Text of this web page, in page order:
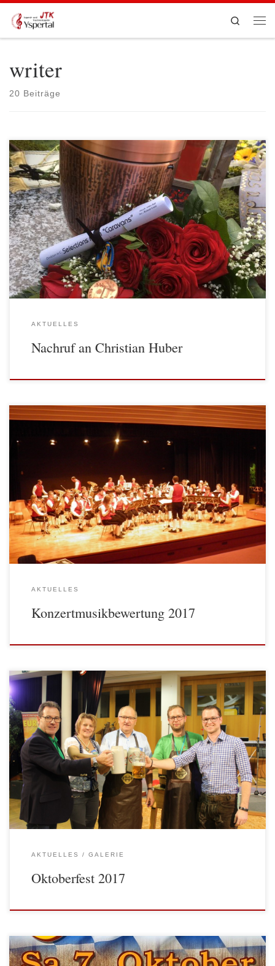
Zum Inhalt springen
Search
writer
20 Beiträge
Wir trauern um unseren lieben Kollegen Christian Huber Vor etwas
mehr als einer Woche erreichte uns die traurige Nachricht vom
plötzlichen und unerwarteten Tod unseres Musikkollegen Christian
Huber. Wir konnten es alle kaum fassen, haben wir doch erst vor kurzer
[…]
AKTUELLES
Nachruf an Christian Huber
Konzertmusikbewertung der BAG Zwettl an. In der
Schwierigkeitsstufe B gaben wir mit dem Pflichtstück „Pictures of a
new life“ und dem Selbstwahlstück „Concerto d’Amore“ unser Bestes
und konnten mit 91,17 Punkten […]
AKTUELLES
Konzertmusikbewertung 2017
Unser Oktoberfest fand heuer am 07. Oktober in der Aula Yspertal statt.
Ab 17 Uhr ging es los mit dem Stelzenessen. Viele Besucher kamen in
die Aula Yspertal und genossen bei der unplugged-Musik von Europa
Express und d’Jeßnitztaler unsere Köstlichkeiten. […]
AKTUELLES GALERIE
Oktoberfest 2017